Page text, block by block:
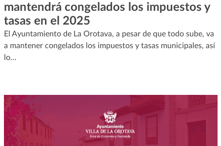
mantendrá congelados los impuestos y
tasas en el 2025
El Ayuntamiento de La Orotava, a pesar de que todo sube, va
a mantener congelados los impuestos y tasas municipales, así
lo…